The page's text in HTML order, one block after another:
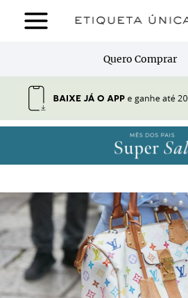
para
Quero Comprar